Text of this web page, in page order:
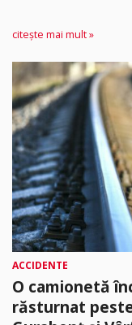
citește mai mult »
ACCIDENTE
O camionetă
răsturnat